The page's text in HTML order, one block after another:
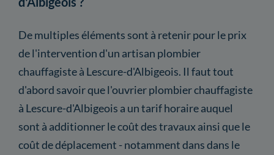
De multiples éléments sont à retenir pour le prix
de l'intervention d'un artisan plombier
chauffagiste à Lescure-d'Albigeois. Il faut tout
d'abord savoir que l'ouvrier plombier chauffagiste
à Lescure-d'Albigeois a un tarif horaire auquel
sont à additionner le coût des travaux ainsi que le
coût de déplacement - notamment dans dans le